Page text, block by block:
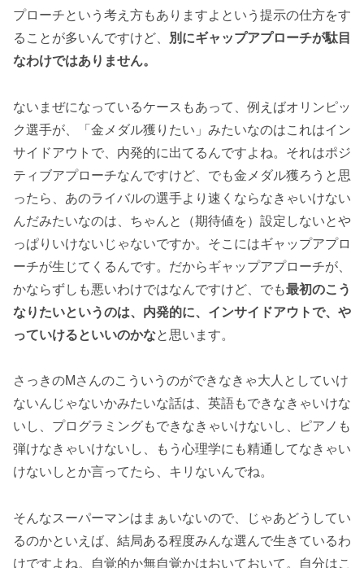
プローチという考え方もありますよという提示の仕方をす
ることが多いんですけど、
別にギャップアプローチが駄目
なわけではありません。
ないまぜになっているケースもあって、例えばオリンピッ
ク選手が、「金メダル獲りたい」みたいなのはこれはイン
サイドアウトで、内発的に出てるんですよね。それはポジ
ティブアプローチなんですけど、でも金メダル獲ろうと思
ったら、あのライバルの選手より速くならなきゃいけない
んだみたいなのは、ちゃんと（期待値を）設定しないとや
っぱりいけないじゃないですか。そこにはギャップアプロ
ーチが生じてくるんです。だからギャップアプローチが、
かならずしも悪いわけではなんですけど、でも最初のこう
なりたいというのは、内発的に、インサイドアウトで、や
っていけるといいのかなと思います。
さっきのMさんのこういうのができなきゃ大人としていけ
ないんじゃないかみたいな話は、英語もできなきゃいけな
いし、プログラミングもできなきゃいけないし、ピアノも
弾けなきゃいけないし、もう心理学にも精通してなきゃい
けないしとか言ってたら、キリないんでね。
そんなスーパーマンはまぁいないので、じゃあどうしてい
るのかといえば、結局ある程度みんな選んで生きているわ
けですよね。自覚的か無自覚かはおいておいて。自分はこ